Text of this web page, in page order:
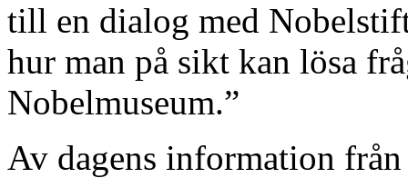
till en dialog med
hur man på sikt kan lösa
Nobelmuseum.”
Av dagens information